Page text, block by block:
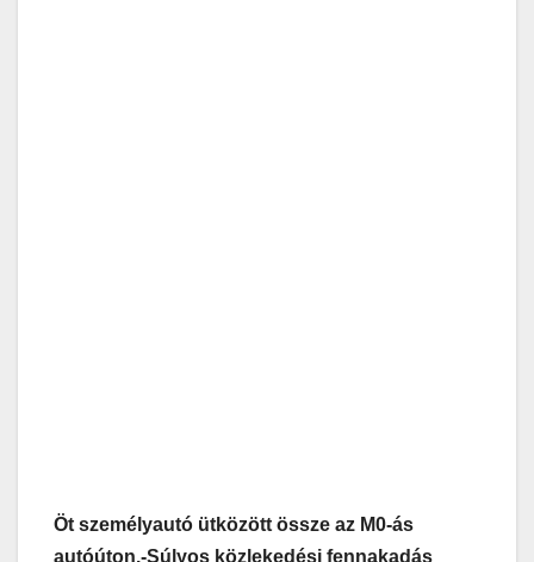
Öt személyautó ütközött össze az M0-ás
autóúton.-Súlyos közlekedési fennakadás